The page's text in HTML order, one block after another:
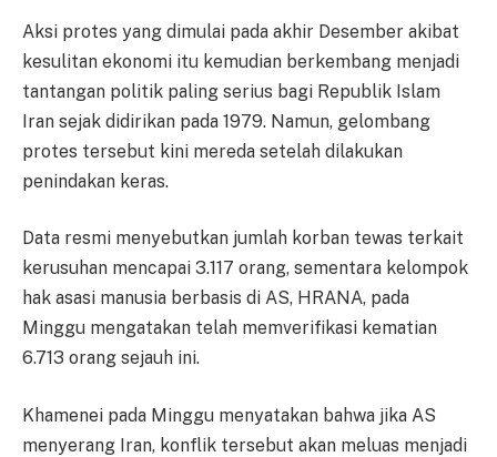
Aksi protes yang dimulai pada akhir Desember akibat
kesulitan ekonomi itu kemudian berkembang menjadi
tantangan politik paling serius bagi Republik Islam
Iran sejak didirikan pada 1979. Namun, gelombang
protes tersebut kini mereda setelah dilakukan
penindakan keras.
Data resmi menyebutkan jumlah korban tewas terkait
kerusuhan mencapai 3.117 orang, sementara kelompok
hak asasi manusia berbasis di AS, HRANA, pada
Minggu mengatakan telah memverifikasi kematian
6.713 orang sejauh ini.
Khamenei pada Minggu menyatakan bahwa jika AS
menyerang Iran, konflik tersebut akan meluas menjadi